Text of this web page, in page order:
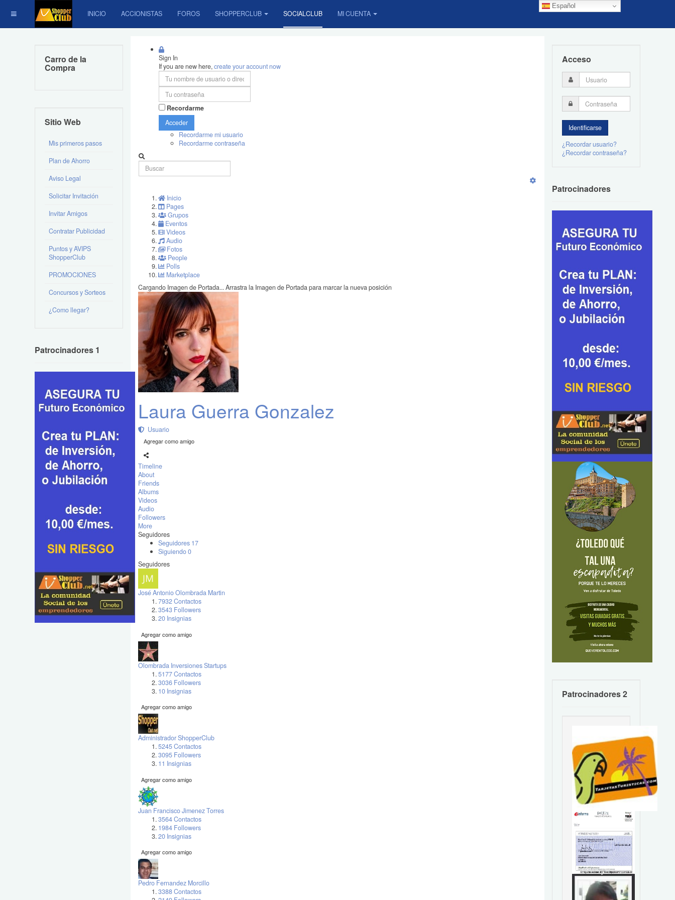
Español
INICIO ACCIONISTAS FOROS SHOPPERCLUB SOCIALCLUB MI CUENTA
Sign In
If you are new here,create your account now
Recordarme
Acceder
Recordarme mi usuario
Recordarme contraseña
Inicio
Pages
Grupos
Eventos
Videos
Audio
Fotos
People
Polls
Marketplace
Cargando Imagen de Portada...Arrastra la Imagen de Portada para marcar la nueva posición
Laura Guerra Gonzalez
Usuario
Agregar como amigo
Timeline
About
Friends
Albums
Videos
Audio
Followers
More
Seguidores
Seguidores 17
Siguiendo0
Seguidores
José Antonio Olombrada Martin
7932 Contactos
3543 Followers
20 Insignias
Agregar como amigo
Olombrada Inversiones Startups
5177 Contactos
3036 Followers
10 Insignias
Agregar como amigo
Administrador ShopperClub
5245 Contactos
3095 Followers
11 Insignias
Agregar como amigo
Juan Francisco Jimenez Torres
3564 Contactos
1984 Followers
20 Insignias
Agregar como amigo
Pedro Fernandez Morcillo
3388 Contactos
Carro de la
Compra
Sitio Web
Mis primeros pasos
Plan de Ahorro
Aviso Legal
Solicitar Invitación
Invitar Amigos
Contratar Publicidad
Puntos y AVIPS
ShopperClub
PROMOCIONES
Concursos y Sorteos
¿Como llegar?
Patrocinadores 1
Acceso
¿Recordar usuario?
¿Recordar contraseña?
Patrocinadores
Patrocinadores 2